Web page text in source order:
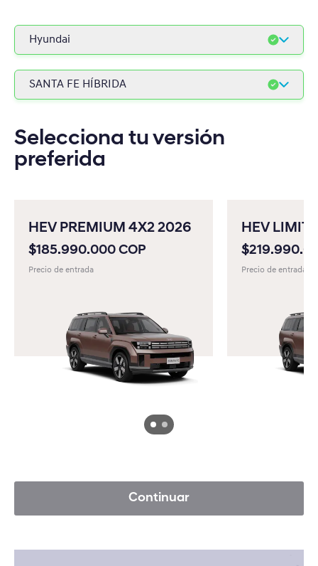
Hyundai
Hyundai
Hyundai Comerciales
Peugeot
Fiat
SANTA FE HÍBRIDA
HB20S 2027
KONA HÍBRIDA
TUCSON HÍBRIDA
SANTA FE HÍBRIDA
Selecciona tu versión
preferida
HEV PREMIUM 4X2 2026
$185.990.000 COP
Precio de entrada
HEV
Precio de entrada
Continuar